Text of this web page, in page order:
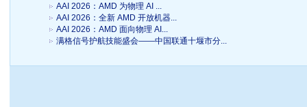
AAI 2026：AMD 为物理 AI ...
AAI 2026：全新 AMD 开放机器...
AAI 2026：AMD 面向物理 AI...
满格信号护航技能盛会——中国联通十堰市分...